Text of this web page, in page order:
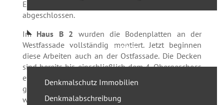
Service
Denkmalschutz Immobilien
Denkmalabschreibung
Einbau der Fertigteiltreppen bereits zur Hälfte
abgeschlossen.
Im Haus B 2 wurden die Bodenplatten an der
Westfassade vollständig montiert. Jetzt beginnen
diese Arbeiten auch an der Ostfassade. Die Decken
sind bereits bis einschließlich dem 4. Obergeschoss
eingeschalt. Die Gründungsarbeiten wurden fertig
gestellt und es wurden die ersten Wände aus
wasserundurchlässigem Beton, die vor Ort gegossen